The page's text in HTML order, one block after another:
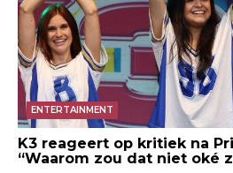
ENTERTAINMENT
K3 reageert op kritiek na
“Waarom zou dat niet oké